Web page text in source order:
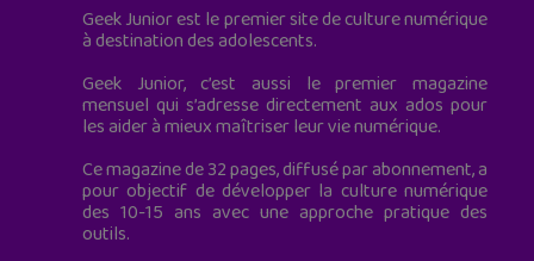
Geek Junior est le premier site de culture numérique
à destination des adolescents.
Geek Junior, c’est aussi le premier magazine
mensuel qui s’adresse directement aux ados pour
les aider à mieux maîtriser leur vie numérique.
Ce magazine de 32 pages, diffusé par abonnement, a
pour objectif de développer la culture numérique
des 10-15 ans avec une approche pratique des
outils.